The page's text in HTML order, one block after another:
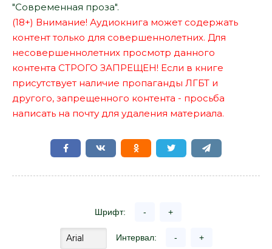
"Современная проза".
(18+) Внимание! Аудиокнига может содержать
контент только для совершеннолетних. Для
несовершеннолетних просмотр данного
контента СТРОГО ЗАПРЕЩЕН! Если в книге
присутствует наличие пропаганды ЛГБТ и
другого, запрещенного контента - просьба
написать на почту для удаления материала.
Шрифт: - +
Интервал: - +